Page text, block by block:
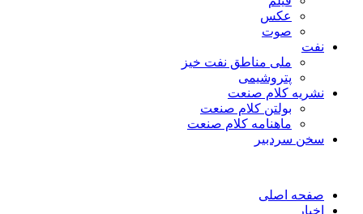
عکس
صوت
نفت
ملی مناطق نفت خیز
پتروشیمی
نشریه کلام صنعت
بولتن کلام صنعت
ماهنامه کلام صنعت
سخن سردبیر
صفحه اصلی
اخبار